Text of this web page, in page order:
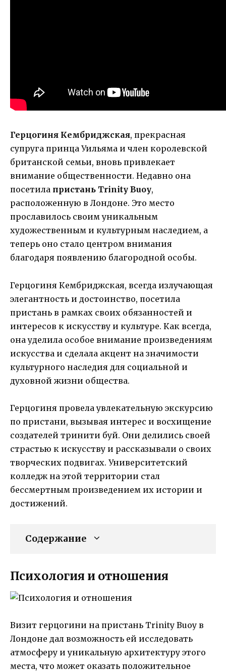
Герцогиня Кембриджская, прекрасная
супруга принца Уильяма и член королевской
британской семьи, вновь привлекает
внимание общественности. Недавно она
посетила пристань Trinity Buoy,
расположенную в Лондоне. Это место
прославилось своим уникальным
художественным и культурным наследием, а
теперь оно стало центром внимания
благодаря появлению благородной особы.
Герцогиня Кембриджская, всегда излучающая
элегантность и достоинство, посетила
пристань в рамках своих обязанностей и
интересов к искусству и культуре. Как всегда,
она уделила особое внимание произведениям
искусства и сделала акцент на значимости
культурного наследия для социальной и
духовной жизни общества.
Герцогиня провела увлекательную экскурсию
по пристани, вызывая интерес и восхищение
создателей тринити буй. Они делились своей
страстью к искусству и рассказывали о своих
творческих подвигах. Университетский
колледж на этой территории стал
бессмертным произведением их истории и
достижений.
Содержание
Психология и отношения
Визит герцогини на пристань Trinity Buoy в
Лондоне дал возможность ей исследовать
атмосферу и уникальную архитектуру этого
места, что может оказать положительное